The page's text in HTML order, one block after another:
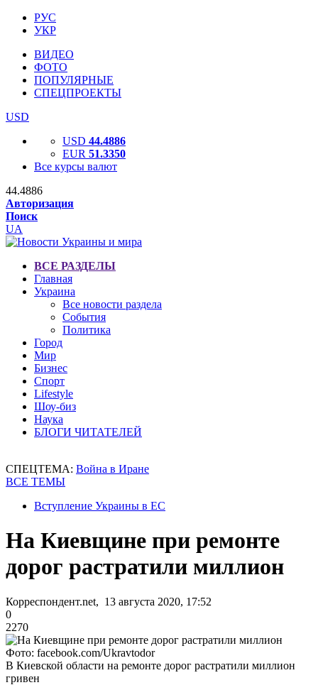
РУС
УКР
ВИДЕО
ФОТО
ПОПУЛЯРНЫЕ
СПЕЦПРОЕКТЫ
USD
USD 44.4886
EUR 51.3350
Все курсы валют
44.4886
Авторизация
Поиск
UA
ВСЕ РАЗДЕЛЫ
Главная
Украина
Все новости раздела
События
Политика
Город
Мир
Бизнес
Спорт
Lifestyle
Шоу-биз
Наука
БЛОГИ ЧИТАТЕЛЕЙ
СПЕЦТЕМА: Война в Иране
ВСЕ ТЕМЫ
Вступление Украины в ЕС
На Киевщине при ремонте
дорог растратили миллион
Корреспондент.net, 13 августа 2020, 17:52
0
2270
Фото: facebook.com/Ukravtodor
В Киевской области на ремонте дорог растратили миллион
гривен